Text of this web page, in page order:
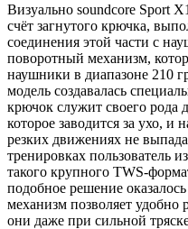
Визуально soundcore Sport
счёт загнутого крючка,
соединения этой части с
поворотный механизм,
наушники в диапазоне 210
модель создавалась
крючок служит своего рода
которое заводится за ухо,
резких движениях не
тренировках пользователь
такого крупного TWS-
подобное решение
механизм позволяет удобно
они даже при сильной